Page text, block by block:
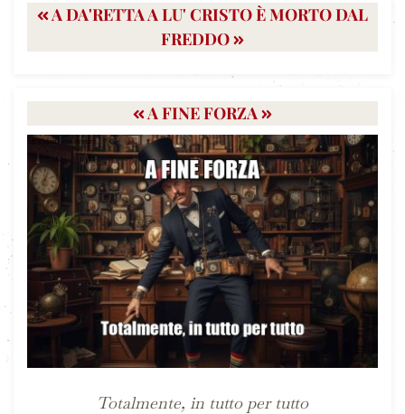
A DA'RETTA A LU' CRISTO È MORTO DAL
FREDDO
A FINE FORZA
Totalmente, in tutto per tutto